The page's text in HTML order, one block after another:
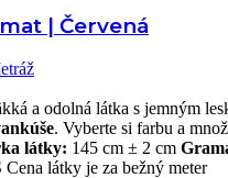
| Červená
a odolná látka s jemným
. Vyberte si farbu a
látky: 145 cm ± 2 cm
Cena látky je za bežný meter